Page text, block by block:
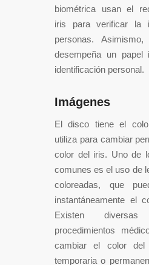
biométrica usan el
iris para verificar la
personas.
desempeña un papel
identificación personal.
Imágenes
El disco tiene el
utiliza para cambiar
color del iris. Uno de
comunes es el uso de
coloreadas, que
instantáneamente el
Existen
procedimientos
cambiar el color
temporaria o